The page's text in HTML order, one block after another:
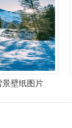
壁纸图片